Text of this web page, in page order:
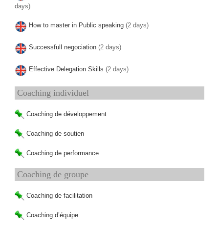
days)
How to master in Public speaking (2 days)
Successfull negociation (2 days)
Effective Delegation Skills (2 days)
Coaching individuel
Coaching de développement
Coaching de soutien
Coaching de performance
Coaching de groupe
Coaching de facilitation
Coaching d’équipe